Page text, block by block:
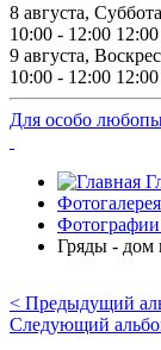
8 августа,
10:00 - 12:00
9 августа,
10:00 - 12:00
Для особо
Фотогалерея
Гряды - дом
< Предыдущий
Следующий